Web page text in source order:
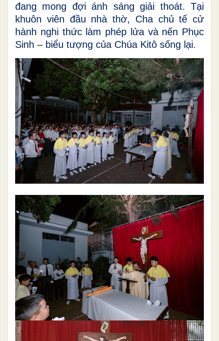
đang mong đợi ánh sáng giải thoát. Tại
khuôn viên đầu nhà thờ, Cha chủ tế cử
hành nghi thức làm phép lửa và nến Phục
Sinh – biểu tượng của Chúa Kitô sống lại.